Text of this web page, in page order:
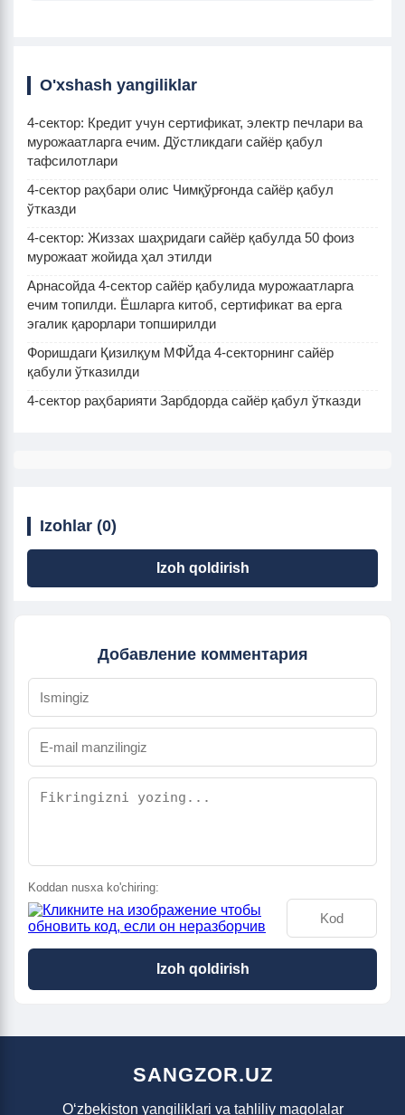
O'xshash yangiliklar
4-сектор: Кредит учун сертификат, электр печлари ва
мурожаатларга ечим. Дўстликдаги сайёр қабул
тафсилотлари
4-сектор раҳбари олис Чимқўрғонда сайёр қабул
ўтказди
4-сектор: Жиззах шаҳридаги сайёр қабулда 50 фоиз
мурожаат жойида ҳал этилди
Арнасойда 4-сектор сайёр қабулида мурожаатларга
ечим топилди. Ёшларга китоб, сертификат ва ерга
эгалик қарорлари топширилди
Форишдаги Қизилқум МФЙда 4-секторнинг сайёр
қабули ўтказилди
4-сектор раҳбарияти Зарбдорда сайёр қабул ўтказди
Izohlar (0)
Izoh qoldirish
Добавление комментария
Koddan nusxa ko'chiring:
Izoh qoldirish
SANGZOR.UZ
O‘zbekiston yangiliklari va tahliliy maqolalar